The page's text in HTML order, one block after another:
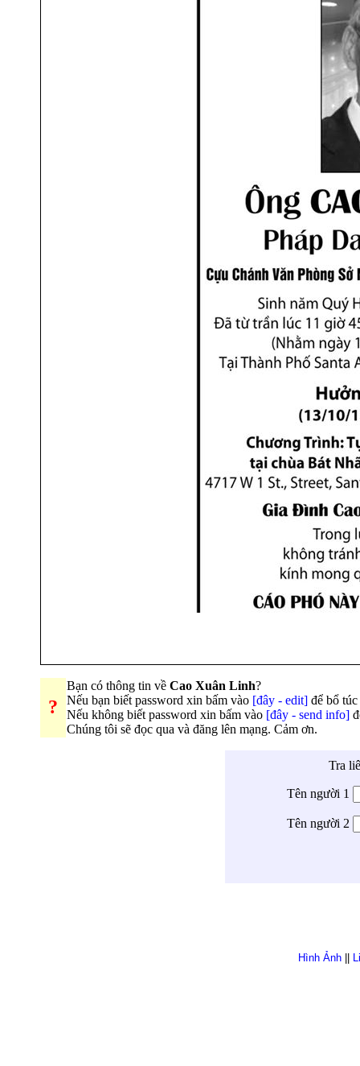
?
Bạn có thông tin về Cao Xuân Linh?
Nếu bạn biết password xin bấm vào [đây - edit] để bổ
Nếu không biết password xin bấm vào [đây - send info]
Chúng tôi sẽ đọc qua và đăng lên mạng. Cảm ơn.
Tra
Tên người 1
Tên người 2
Hình Ảnh